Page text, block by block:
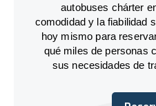
autobuses chárter
comodidad y la fiabilidad
hoy mismo para
qué miles de personas
sus necesidades de